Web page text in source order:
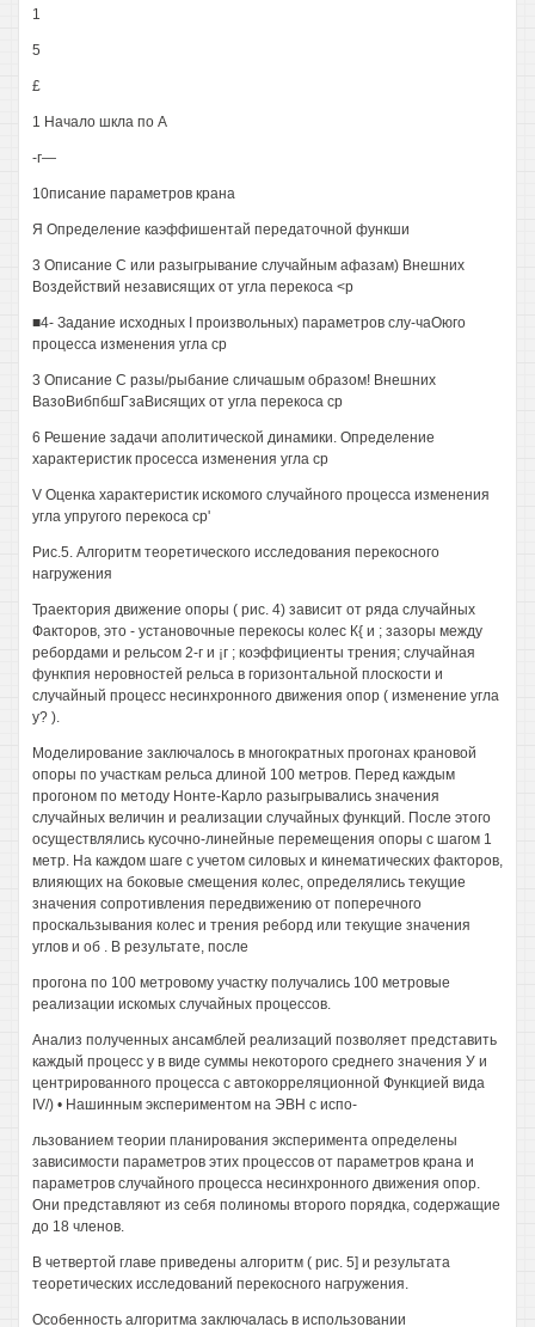
1
5
£
1 Начало шкла по А
-г—
10писание параметров крана
Я Определение каэффишентай передаточной функши
3 Описание С или разыгрывание случайным афазам) Внешних
Воздействий независящих от угла перекоса <р
■4- Задание исходных I произвольных) параметров слу-чаОюго
процесса изменения угла ср
3 Описание С разы/рыбание сличашым образом! Внешних
ВазоВибпбшГзаВисящих от угла перекоса ср
6 Решение задачи аполитической динамики. Определение
характеристик просесса изменения угла ср
V Оценка характеристик искомого случайного процесса изменения
угла упругого перекоса ср'
Рис.5. Алгоритм теоретического исследования перекосного
нагружения
Траектория движение опоры ( рис. 4) зависит от ряда случайных
Факторов, это - установочные перекосы колес К{ и ; зазоры между
ребордами и рельсом 2-г и ¡г ; коэффициенты трения; случайная
функпия неровностей рельса в горизонтальной плоскости и
случайный процесс несинхронного движения опор ( изменение угла
у? ).
Моделирование заключалось в многократных прогонах крановой
опоры по участкам рельса длиной 100 метров. Перед каждым
прогоном по методу Нонте-Карло разыгрывались значения
случайных величин и реализации случайных функций. После этого
осуществлялись кусочно-линейные перемещения опоры с шагом 1
метр. На каждом шаге с учетом силовых и кинематических факторов,
влияющих на боковые смещения колес, определялись текущие
значения сопротивления передвижению от поперечного
проскальзывания колес и трения реборд или текущие значения
углов и об . В результате, после
прогона по 100 метровому участку получались 100 метровые
реализации искомых случайных процессов.
Анализ полученных ансамблей реализаций позволяет представить
каждый процесс у в виде суммы некоторого среднего значения У и
центрированного процесса с автокорреляционной Функцией вида
IV/) • Нашинным экспериментом на ЭВН с испо-
льзованием теории планирования эксперимента определены
зависимости параметров этих процессов от параметров крана и
параметров случайного процесса несинхронного движения опор.
Они представляют из себя полиномы второго порядка, содержащие
до 18 членов.
В четвертой главе приведены алгоритм ( рис. 5] и результата
теоретических исследований перекосного нагружения.
Особенность алгоритма заключалась в использовании